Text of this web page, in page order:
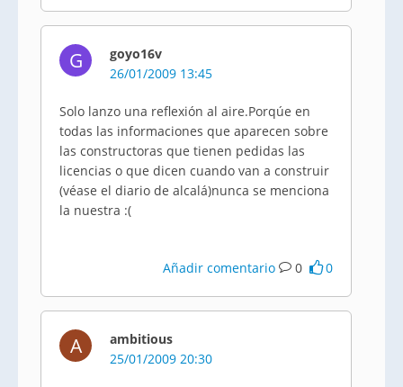
G
goyo16v
26/01/2009 13:45
Solo lanzo una reflexión al aire.Porqúe en
todas las informaciones que aparecen sobre
las constructoras que tienen pedidas las
licencias o que dicen cuando van a construir
(véase el diario de alcalá)nunca se menciona
la nuestra :(
Añadir comentario 0 0
A
ambitious
25/01/2009 20:30